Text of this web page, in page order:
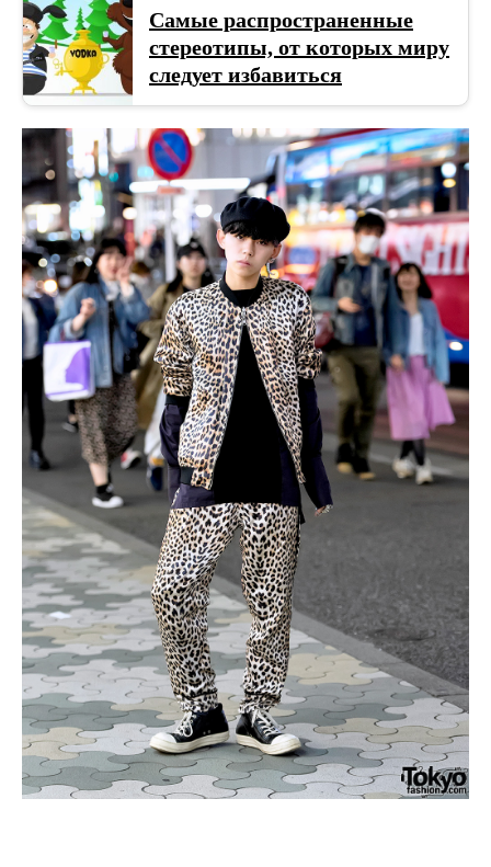
Самые распространенные
стереотипы, от которых миру
следует избавиться